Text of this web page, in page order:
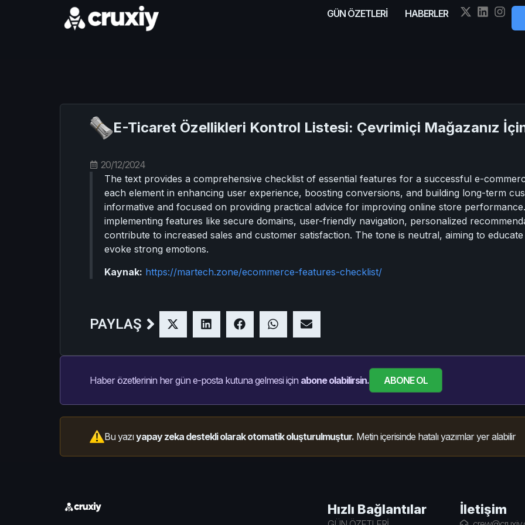
GÜN ÖZETLERİ HABERLER
E-Ticaret Özellikleri Kontrol Listesi: Çevrimiçi Mağazanız
20/12/2024
The text provides a comprehensive checklist of essential features for a successful e-
each element in enhancing user experience, boosting conversions, and building long-term
informative and focused on providing practical advice for improving online store
implementing features like secure domains, user-friendly navigation, personalized
contribute to increased sales and customer satisfaction. The tone is neutral, aiming to
evoke strong emotions.
Kaynak: https://martech.zone/ecommerce-features-checklist/
PAYLAŞ
Haber özetlerinin her gün e-posta kutuna gelmesi için abone olabilirsin. ABONE OL
Bu yazıyapay zeka destekli olarak otomatik oluşturulmuştur. Metin içerisinde hatalı yazımlar yer alabilir
Hızlı Bağlantılar İletişim